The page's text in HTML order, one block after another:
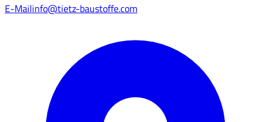
E-Mailinfo@tietz-baustoffe.com